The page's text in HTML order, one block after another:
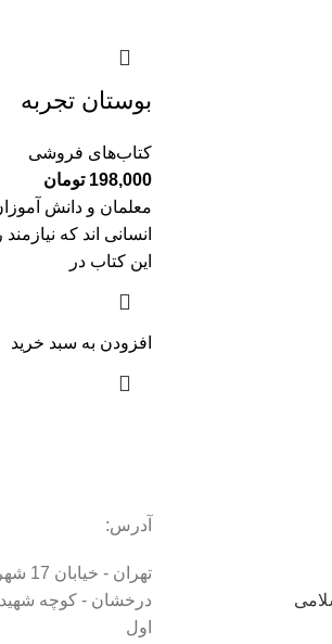
بوستان تجربه
کتاب‌های فروشی
198,000 تومان
معلمان و دانش
انسانی اند که
این کتاب در
افزودن به سبد خرید
آدرس:
اول